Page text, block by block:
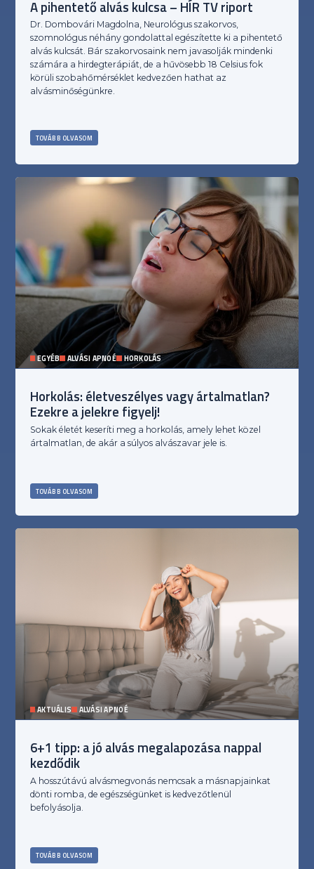
A pihentető alvás kulcsa – HÍR TV riport
Dr. Dombovári Magdolna, Neurológus szakorvos,
szomnológus néhány gondolattal egészítette ki a pihentető
alvás kulcsát. Bár szakorvosaink nem javasolják mindenki
számára a hirdegterápiát, de a hűvösebb 18 Celsius fok
körüli szobahőmérséklet kedvezően hathat az
alvásminőségünkre.
TOVÁBB OLVASOM
EGYÉB ALVÁSI APNOÉ HORKOLÁS
Horkolás: életveszélyes vagy ártalmatlan?
Ezekre a jelekre figyelj!
Sokak életét keseríti meg a horkolás, amely lehet közel
ártalmatlan, de akár a súlyos alvászavar jele is.
TOVÁBB OLVASOM
AKTUÁLIS ALVÁSI APNOÉ
6+1 tipp: a jó alvás megalapozása nappal
kezdődik
A hosszútávú alvásmegvonás nemcsak a másnapjainkat
dönti romba, de egészségünket is kedvezőtlenül
befolyásolja.
TOVÁBB OLVASOM